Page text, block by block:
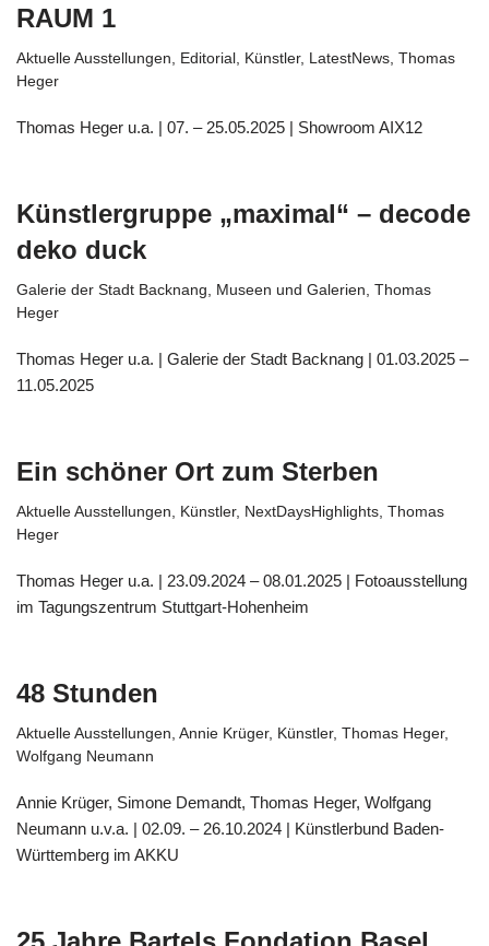
RAUM 1
Aktuelle Ausstellungen, Editorial , Künstler, LatestNews, Thomas
Heger
Thomas Heger u.a. | 07. – 25.05.2025 | Showroom AIX12
Künstlergruppe „maximal“ – decode
deko duck
Galerie der Stadt Backnang, Museen und Galerien, Thomas
Heger
Thomas Heger u.a. | Galerie der Stadt Backnang | 01.03.2025 –
11.05.2025
Ein schöner Ort zum Sterben
Aktuelle Ausstellungen, Künstler, NextDaysHighlights, Thomas
Heger
Thomas Heger u.a. | 23.09.2024 – 08.01.2025 | Fotoausstellung
im Tagungszentrum Stuttgart-Hohenheim
48 Stunden
Aktuelle Ausstellungen, Annie Krüger, Künstler, Thomas Heger,
Wolfgang Neumann
Annie Krüger, Simone Demandt, Thomas Heger, Wolfgang
Neumann u.v.a. | 02.09. – 26.10.2024 | Künstlerbund Baden-
Württemberg im AKKU